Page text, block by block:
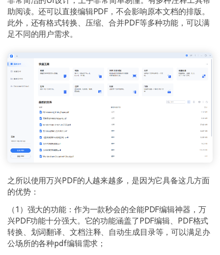
助阅读。还可以直接编辑PDF，不会影响原本文档的排版。
此外，还有格式转换、压缩、合并PDF等多种功能，可以满
足不同的用户需求。
之所以使用万兴PDF的人越来越多，是因为它具备这几方面
的优势：
（1）强大的功能：作为一款秒会的全能PDF编辑神器，万
兴PDF功能十分强大。它的功能涵盖了PDF编辑、PDF格式
转换、划词翻译、文档注释、自动生成目录等，可以满足办
公场所的各种pdf编辑需求；